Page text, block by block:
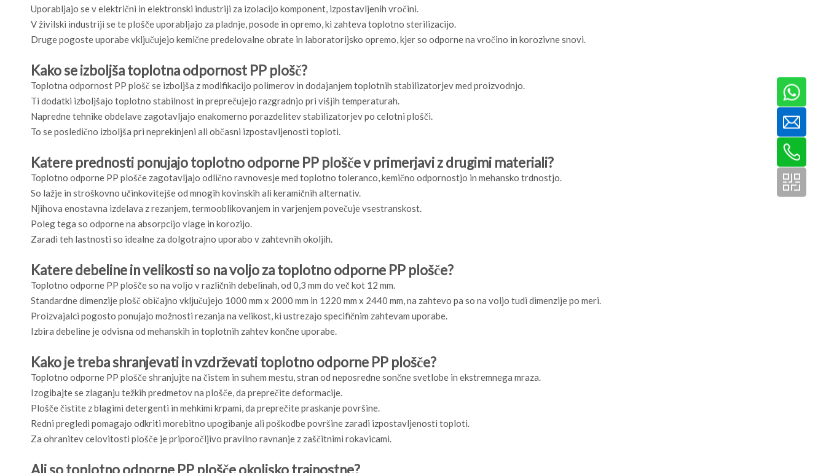
Uporabljajo se v električni in elektronski industriji za izolacijo komponent, izpostavljenih vročini.
V živilski industriji se te plošče uporabljajo za pladnje, posode in opremo, ki zahteva toplotno sterilizacijo.
Druge pogoste uporabe vključujejo kemične predelovalne obrate in laboratorijsko opremo, kjer so odporne na vročino in korozivne snovi.
Kako se izboljša toplotna odpornost PP plošč?
Toplotna odpornost PP plošč se izboljša z modifikacijo polimerov in dodajanjem toplotnih stabilizatorjev med proizvodnjo.
Ti dodatki izboljšajo toplotno stabilnost in preprečujejo razgradnjo pri višjih temperaturah.
Napredne tehnike obdelave zagotavljajo enakomerno porazdelitev stabilizatorjev po celotni plošči.
To se posledično izboljša pri neprekinjeni ali občasni izpostavljenosti toploti.
Katere prednosti ponujajo toplotno odporne PP plošče v primerjavi z drugimi materiali?
Toplotno odporne PP plošče zagotavljajo odlično ravnovesje med toplotno toleranco, kemično odpornostjo in mehansko trdnostjo.
So lažje in stroškovno učinkovitejše od mnogih kovinskih ali keramičnih alternativ.
Njihova enostavna izdelava z rezanjem, termooblikovanjem in varjenjem povečuje vsestranskost.
Poleg tega so odporne na absorpcijo vlage in korozijo.
Zaradi teh lastnosti so idealne za dolgotrajno uporabo v zahtevnih okoljih.
Katere debeline in velikosti so na voljo za toplotno odporne PP plošče?
Toplotno odporne PP plošče so na voljo v različnih debelinah, od 0,3 mm do več kot 12 mm.
Standardne dimenzije plošč običajno vključujejo 1000 mm x 2000 mm in 1220 mm x 2440 mm, na zahtevo pa so na voljo tudi dimenzije po meri.
Proizvajalci pogosto ponujajo možnosti rezanja na velikost, ki ustrezajo specifičnim zahtevam uporabe.
Izbira debeline je odvisna od mehanskih in toplotnih zahtev končne uporabe.
Kako je treba shranjevati in vzdrževati toplotno odporne PP plošče?
Toplotno odporne PP plošče shranjujte na čistem in suhem mestu, stran od neposredne sončne svetlobe in ekstremnega mraza.
Izogibajte se zlaganju težkih predmetov na plošče, da preprečite deformacije.
Plošče čistite z blagimi detergenti in mehkimi krpami, da preprečite praskanje površine.
Redni pregledi pomagajo odkriti morebitno upogibanje ali poškodbe površine zaradi izpostavljenosti toploti.
Za ohranitev celovitosti plošče je priporočljivo pravilno ravnanje z zaščitnimi rokavicami.